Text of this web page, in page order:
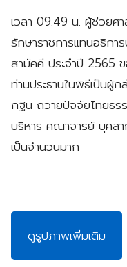
เวลา 09.49 น. ผู้ช่วยศ
รักษาราชการแทนอธิกา
สามัคคี ประจำปี 2565
ท่านประธานในพิธีเป็นผู้
กฐิน ถวายปัจจัยไทยธ
บริหาร คณาจารย์ บุคล
เป็นจำนวนมาก
ดูรูปภาพเพิ่มเติม